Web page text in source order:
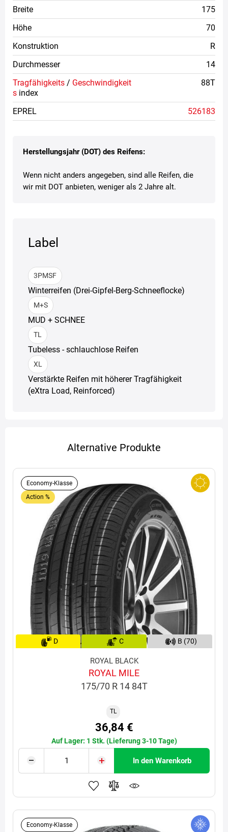
Herstellungsjahr (DOT) des Reifens:
Wenn nicht anders angegeben, sind alle Reifen, die
wir mit DOT anbieten, weniger als 2 Jahre alt.
Label
3PMSF
Winterreifen (Drei-Gipfel-Berg-Schneeflocke)
M+S
MUD + SCHNEE
TL
Tubeless - schlauchlose Reifen
XL
Verstärkte Reifen mit höherer Tragfähigkeit
(eXtra Load, Reinforced)
Breite
175
Höhe
70
Konstruktion
R
Durchmesser
14
Tragfähigkeits / Geschwindigkeit
s index
88T
EPREL 526183
Alternative Produkte
Economy-Klasse
Action %
D C B (70)
ROYAL BLACK
ROYAL MILE
175/70 R 14 84T
TL
36,84 €
Auf Lager: 1 Stk. (Lieferung 3-10 Tage)
In den Warenkorb
Economy-Klasse